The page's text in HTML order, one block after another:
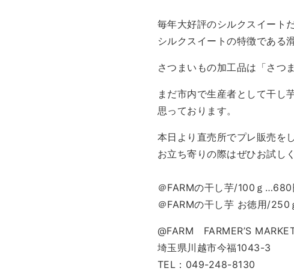
毎年大好評のシルクスイート
シルクスイートの特徴である
さつまいもの加工品は「さつ
まだ市内で生産者として干し
思っております。
本日より直売所でプレ販売を
お立ち寄りの際はぜひお試し
＠FARMの干し芋/100ｇ…680
＠FARMの干し芋 お徳用/250
@FARM FARMER’S
埼玉県川越市今福1043-3
TEL：049-248-8130